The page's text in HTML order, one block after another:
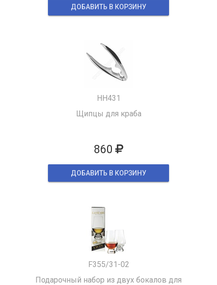
ДОБАВИТЬ В КОРЗИНУ
HH431
Щипцы для краба
860
ДОБАВИТЬ В КОРЗИНУ
F355/31-02
Подарочный набор из двух бокалов для